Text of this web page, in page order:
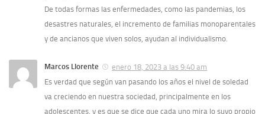
De todas formas las enfermedades, como las pandemias, los
desastres naturales, el incremento de familias monoparentales
y de ancianos que viven solos, ayudan al individualismo.
Marcos Llorente
enero 18, 2023 a las 9:40 am
Es verdad que según van pasando los años el nivel de soledad
va creciendo en nuestra sociedad, principalmente en los
adolescentes, y es que se dice que cada uno mira lo suyo propio